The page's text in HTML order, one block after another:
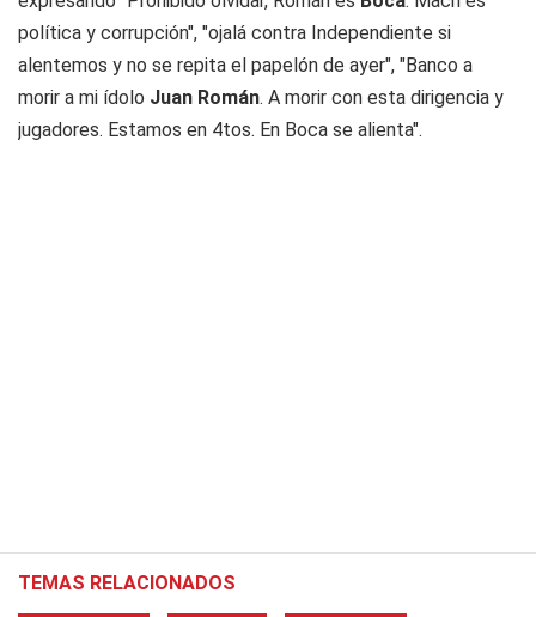
política y corrupción", "ojalá contra Independiente si
alentemos y no se repita el papelón de ayer", "Banco a
morir a mi ídolo Juan Román. A morir con esta dirigencia y
jugadores. Estamos en 4tos. En Boca se alienta".
TEMAS RELACIONADOS